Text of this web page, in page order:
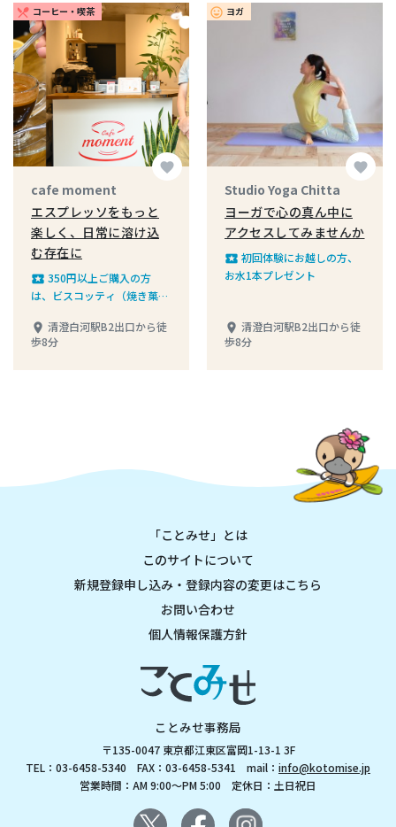
restaurant_menu コーヒー・喫茶
favorite
cafe moment
エスプレッソをもっと
楽しく、日常に溶け込
む存在に
local_play 350円以上ご購入の方
は、ビスコッティ（焼き菓
ゼント
place 清澄白河駅B2出口から徒
歩8分
insert_emoticon ヨガ
favorite
Studio Yoga Chitta
ヨーガで心の真ん中に
アクセスしてみませんか
local_play 初回体験にお越しの方、
お水1本プレゼント
place 清澄白河駅B2出口から徒
歩8分
「ことみせ」とは
このサイトについて
新規登録申し込み・登録内容の変更はこちら
お問い合わせ
個人情報保護方針
ことみせ事務局
〒135-0047 東京都江東区富岡1-13-1 3F
TEL：03-6458-5340 FAX：03-6458-5341 mail： info@kotomise.jp
営業時間：AM 9:00～PM 5:00 定休日：土日祝日